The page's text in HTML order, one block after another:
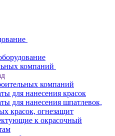
компаний
компаний
для нанесения красок
для нанесения шпатлевок,
красок, огнезащит
к окрасочный